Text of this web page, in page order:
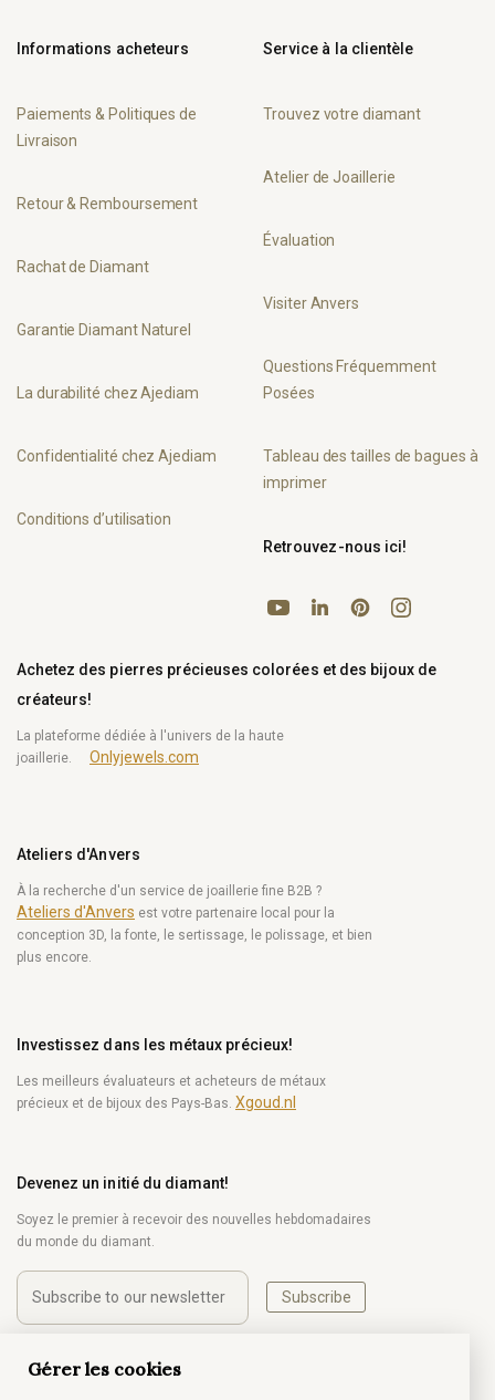
Informations acheteurs
Paiements & Politiques de
Livraison
Retour & Remboursement
Rachat de Diamant
Garantie Diamant Naturel
La durabilité chez Ajediam
Confidentialité chez Ajediam
Conditions d’utilisation
Service à la clientèle
Trouvez votre diamant
Atelier de Joaillerie
Évaluation
Visiter Anvers
Questions Fréquemment
Posées
Tableau des tailles de bagues à
imprimer
Achetez des pierres précieuses colorées et des bijoux de
créateurs!
La plateforme dédiée à l'univers de la haute
joaillerie.
Onlyjewels.com
Ateliers d'Anvers
À la recherche d'un service de joaillerie fine B2B ?
Ateliers d'Anvers est votre partenaire local pour la
conception 3D, la fonte, le sertissage, le polissage, et bien
plus encore.
Investissez dans les métaux précieux!
Les meilleurs évaluateurs et acheteurs de métaux
précieux et de bijoux des Pays-Bas. Xgoud.nl
Devenez un initié du diamant!
Soyez le premier à recevoir des nouvelles hebdomadaires
du monde du diamant.
Subscribe
Retrouvez-nous ici!
YouTubeLinkedInPinterestInstagram
Gérer les cookies